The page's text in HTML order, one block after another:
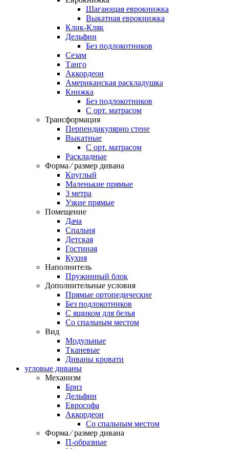
Шагающая еврокнижка
Выкатная еврокнижка
Клик-Кляк
Дельфин
Без подлокотников
Сезам
Танго
Аккордеон
Американская раскладушка
Книжка
Без подлокотников
С орт. матрасом
Трансформация
Перпендикулярно стене
Выкатные
С орт. матрасом
Раскладные
Форма ⁄ размер дивана
Круглый
Маленькие прямые
3 метра
Узкие прямые
Помещение
Дача
Спальня
Детская
Гостиная
Кухня
Наполнитель
Пружинный блок
Дополнительные условия
Прямые ортопедические
Без подлокотников
С ящиком для белья
Со спальным местом
Вид
Модульные
Тканевые
Диваны кровати
угловые диваны
Механизм
Бриз
Дельфин
Еврософа
Аккордеон
Со спальным местом
Форма ⁄ размер дивана
П-образные